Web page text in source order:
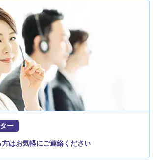
ー
はお気軽にご連絡ください